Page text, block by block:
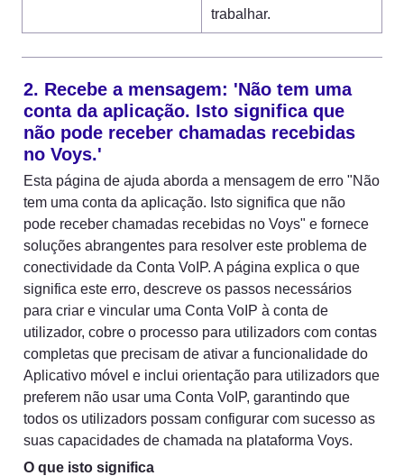
trabalhar.
2. Recebe a mensagem: 'Não tem uma
conta da aplicação. Isto significa que
não pode receber chamadas recebidas
no Voys.'
Esta página de ajuda aborda a mensagem de erro "Não
tem uma conta da aplicação. Isto significa que não
pode receber chamadas recebidas no Voys" e fornece
soluções abrangentes para resolver este problema de
conectividade da Conta VoIP. A página explica o que
significa este erro, descreve os passos necessários
para criar e vincular uma Conta VoIP à conta de
utilizador, cobre o processo para utilizadors com contas
completas que precisam de ativar a funcionalidade do
Aplicativo móvel e inclui orientação para utilizadors que
preferem não usar uma Conta VoIP, garantindo que
todos os utilizadors possam configurar com sucesso as
suas capacidades de chamada na plataforma Voys.
O que isto significa